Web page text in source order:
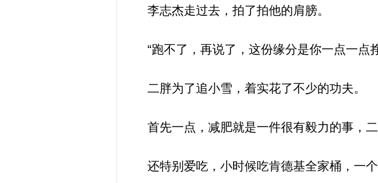
李志杰走过去，拍了拍他的肩膀。
“跑不了，再说了，这份缘分是你一点一点
二胖为了追小雪，着实花了不少的功夫。
首先一点，减肥就是一件很有毅力的事，
还特别爱吃，小时候吃肯德基全家桶，一个